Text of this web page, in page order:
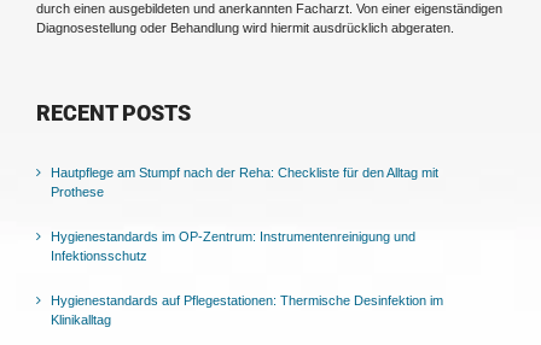
durch einen ausgebildeten und anerkannten Facharzt. Von einer eigenständigen
Diagnosestellung oder Behandlung wird hiermit ausdrücklich abgeraten.
RECENT POSTS
Hautpflege am Stumpf nach der Reha: Checkliste für den Alltag mit
Prothese
Hygienestandards im OP-Zentrum: Instrumentenreinigung und
Infektionsschutz
Hygienestandards auf Pflegestationen: Thermische Desinfektion im
Klinikalltag